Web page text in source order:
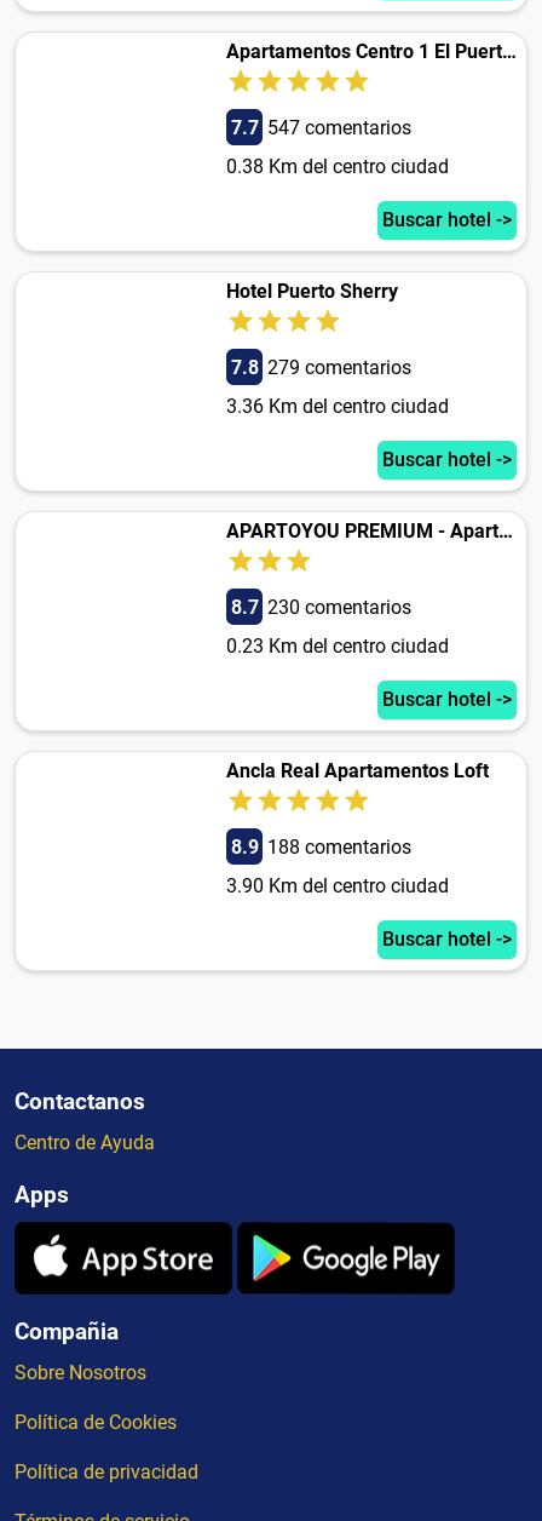
Apartamentos Centro 1 El Puerto de Santa Maria
7.7 547 comentarios
0.38 Km del centro ciudad
Buscar hotel ->
Hotel Puerto Sherry
7.8 279 comentarios
3.36 Km del centro ciudad
Buscar hotel ->
APARTOYOU PREMIUM - Apartamentos Casa Linares
8.7 230 comentarios
0.23 Km del centro ciudad
Buscar hotel ->
Ancla Real Apartamentos Loft
8.9 188 comentarios
3.90 Km del centro ciudad
Buscar hotel ->
Contactanos
Centro de Ayuda
Apps
Compañia
Sobre Nosotros
Política de Cookies
Política de privacidad